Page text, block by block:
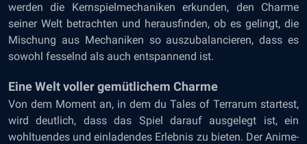
werden die Kernspielmechaniken erkunden, den Charme
seiner Welt betrachten und herausfinden, ob es gelingt, die
Mischung aus Mechaniken so auszubalancieren, dass es
sowohl fesselnd als auch entspannend ist.
Eine Welt voller gemütlichem Charme
Von dem Moment an, in dem du Tales of Terrarum startest,
wird deutlich, dass das Spiel darauf ausgelegt ist, ein
wohltuendes und einladendes Erlebnis zu bieten. Der Anime-